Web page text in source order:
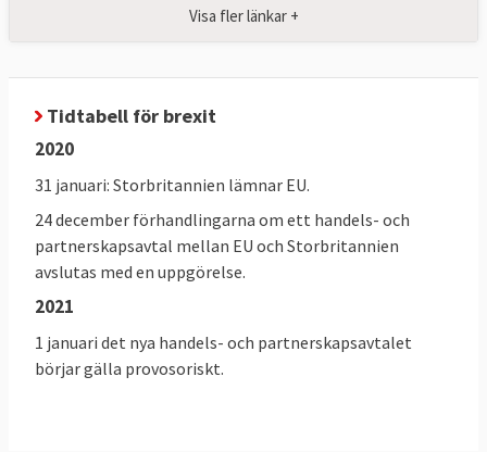
2. Vad vill Storbritannien med brexit?
I ett tal i början av 2017 informerade
utträdet. Hon vill bland annat att landet
lämnar EU:s inre marknad, det
gemensamma tullsamarbetet och att EU-
domstolen inte längre ska ha någon
dömande makt i Storbritannien. Hon vill
ett ”omfattande, djärvt och ambitiöst
frihandelsavtal”.
Visa fler länkar +
Tidtabell för brexit
2020
31 januari: Storbritannien lämnar EU.
24 december förhandlingarna om ett handels- och
partnerskapsavtal mellan EU och Storbritannien
avslutas med en uppgörelse.
2021
1 januari det nya handels- och partnerskapsavtalet
börjar gälla provosoriskt.